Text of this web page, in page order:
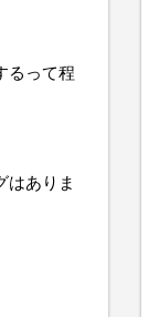
るって程
はありま